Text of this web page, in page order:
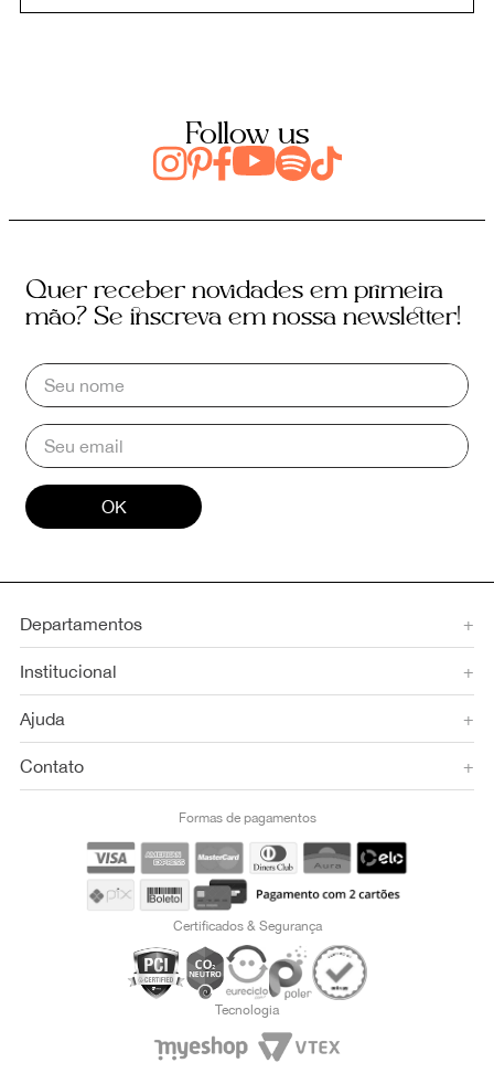
Follow us
Quer receber novidades em primeira
mão? Se inscreva em nossa newsletter!
OK
Departamentos +
Institucional +
Ajuda +
Contato +
Formas de pagamentos
Certificados & Segurança
Tecnologia